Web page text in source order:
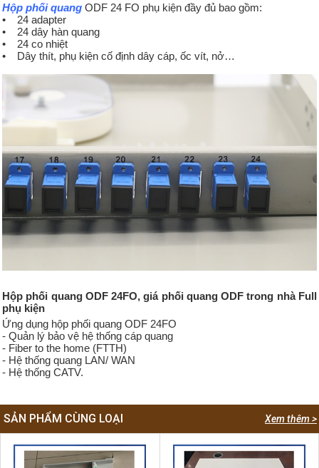
Hộp phối quang ODF 24 FO phụ kiện đầy đủ bao gồm:
• 24 adapter
• 24 dây hàn quang
• 24 co nhiệt
• Dây thít, phụ kiện cố định dây cáp, ốc vít, nở…
Hộp phối quang ODF 24FO, giá phối quang ODF trong nhà Full
phụ kiện
Ứng dụng hộp phối quang ODF 24FO
- Quản lý bảo vệ hệ thống cáp quang
- Fiber to the home (FTTH)
- Hệ thống quang LAN/ WAN
- Hệ thống CATV.
Xem thêm >
SẢN PHẨM CÙNG LOẠI